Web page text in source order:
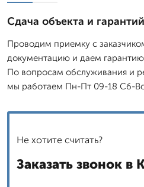
Сдача объекта и
Проводим приемку с
документацию и даем
По вопросам обслуживания и
мы работаем Пн-Пт 09-18 Сб-
Не хотите считать?
Заказать звонок в